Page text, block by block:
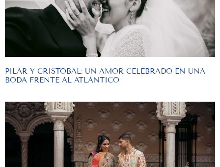
PILAR Y CRISTOBAL: UN AMOR CELEBRADO EN UNA
BODA FRENTE AL ATLÁNTICO